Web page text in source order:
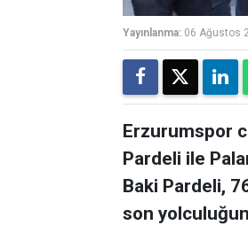
Yayınlanma: 06 Ağustos
Erzurumspor
Pardeli ile
Baki Pardeli,
son